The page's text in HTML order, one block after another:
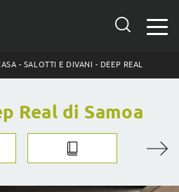
- SALOTTI E DIVANI - DEEP REAL
Real di Samoa